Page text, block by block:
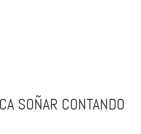
SOÑAR CONTANDO